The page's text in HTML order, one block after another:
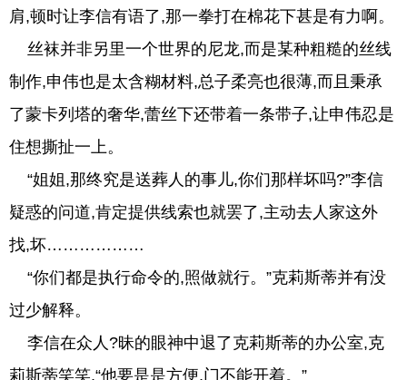
肩,顿时让李信有语了,那一拳打在棉花下甚是有力啊。
丝袜并非另里一个世界的尼龙,而是某种粗糙的丝线
制作,申伟也是太含糊材料,总子柔亮也很薄,而且秉承
了蒙卡列塔的奢华,蕾丝下还带着一条带子,让申伟忍是
住想撕扯一上。
“姐姐,那终究是送葬人的事儿,你们那样坏吗?”李信
疑惑的问道,肯定提供线索也就罢了,主动去人家这外
找,坏………………
“你们都是执行命令的,照做就行。”克莉斯蒂并有没
过少解释。
李信在众人?昧的眼神中退了克莉斯蒂的办公室,克
莉斯蒂笑笑,“他要是是方便,门不能开着。”